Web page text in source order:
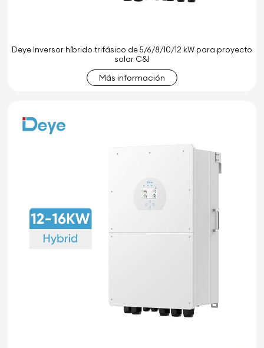
Deye Inversor híbrido trifásico de 5/6/8/10/12 kW para proyecto
solar C&I
Más información